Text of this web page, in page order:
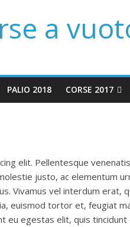
a
PALIO 2018 CORSE 2017
elit. Pellentesque
justo, ac elementum
Vivamus vel interdum erat,
euismod tortor et, feugiat
eu egestas elit, quis